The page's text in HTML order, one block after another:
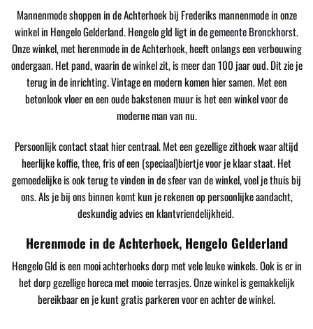
Mannenmode shoppen in de Achterhoek bij Frederiks mannenmode in onze
winkel in Hengelo Gelderland. Hengelo gld ligt in degemeente Bronckhorst.
Onze winkel, met herenmode in de Achterhoek, heeft onlangs een verbouwing
ondergaan. Het pand, waarin de winkel zit, is meer dan 100 jaar oud. Dit zie je
terug in de inrichting. Vintage en modern komen hier samen. Met een
betonlook vloer en een oude bakstenen muur is het een winkel voor de
moderne man van nu.
Persoonlijk contact staat hier centraal. Met een gezellige zithoek waar altijd
heerlijke koffie, thee, fris of een (speciaal)biertje voor je klaar staat. Het
gemoedelijke is ook terug te vinden in de sfeer van de winkel, voel je thuis bij
ons. Als je bij ons binnen komt kun je rekenen op persoonlijke aandacht,
deskundig advies en klantvriendelijkheid.
Herenmode in de Achterhoek, Hengelo Gelderland
Hengelo Gld is een mooi achterhoeks dorp met vele leuke winkels. Ook is er in
het dorp gezellige horeca met mooie terrasjes. Onze winkel is gemakkelijk
bereikbaar en je kunt gratis parkeren voor en achter de winkel.